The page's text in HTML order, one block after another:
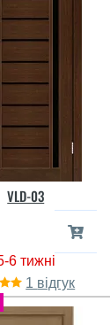
VLD-03
1